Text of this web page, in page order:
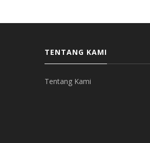
TENTANG KAMI
Tentang Kami